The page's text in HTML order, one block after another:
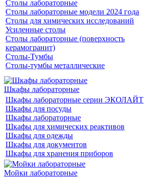
Столы лабораторные
Столы лабораторные модели 2024 года
Столы для химических исследований
Усиленные столы
Столы лабораторные (поверхность
керамогранит)
Столы-Тумбы
Столы-тумбы металлические
Шкафы лабораторные
Шкафы лабораторные серии ЭКОЛАЙТ
Шкафы для посуды
Шкафы лабораторные
Шкафы для химических реактивов
Шкафы для одежды
Шкафы для документов
Шкафы для хранения приборов
Мойки лабораторные